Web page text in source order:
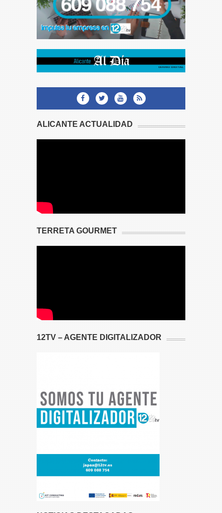
ALICANTE ACTUALIDAD
TERRETA GOURMET
12TV – AGENTE DIGITALIZADOR